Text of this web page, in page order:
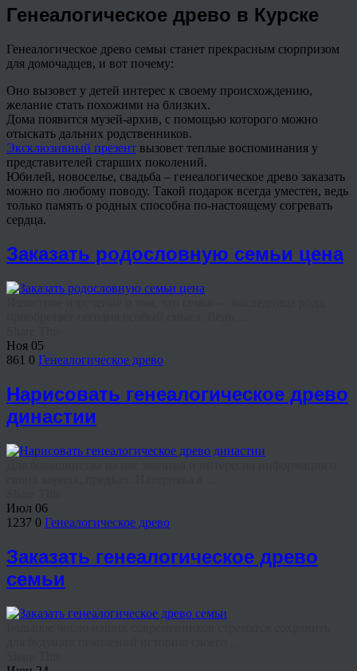
Генеалогическое древо в Курске
Генеалогическое древо семьи станет прекрасным сюрпризом
для домочадцев, и вот почему:
Оно вызовет у детей интерес к своему происхождению,
желание стать похожими на близких.
Дома появится музей-архив, с помощью которого можно
отыскать дальних родственников.
Эксклюзивный презент вызовет теплые воспоминания у
представителей старших поколений.
Юбилей, новоселье, свадьба – генеалогическое древо заказать
можно по любому поводу. Такой подарок всегда уместен, ведь
только память о родных способна по-настоящему согревать
сердца.
Заказать родословную семьи цена
Ноя 05
861 0 Генеалогическое древо
Нарисовать генеалогическое древо
династии
Июл 06
1237 0 Генеалогическое древо
Заказать генеалогическое древо
семьи